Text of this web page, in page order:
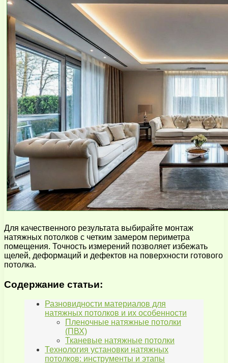
Для качественного результата выбирайте монтаж
натяжных потолков с четким замером периметра
помещения. Точность измерений позволяет избежать
щелей, деформаций и дефектов на поверхности готового
потолка.
Содержание статьи:
Разновидности материалов для
натяжных потолков и их особенности
Пленочные натяжные потолки
(ПВХ)
Тканевые натяжные потолки
Технология установки натяжных
потолков: инструменты и этапы